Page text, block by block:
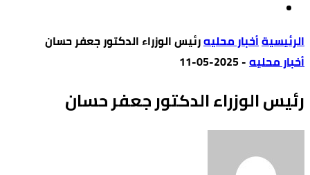
‫الرئيسية‬أخبار محليه‏رئيس الوزراء الدكتور جعفر حسان
أخبار محليه-
2025-05-11
‏رئيس الوزراء الدكتور جعفر حسان